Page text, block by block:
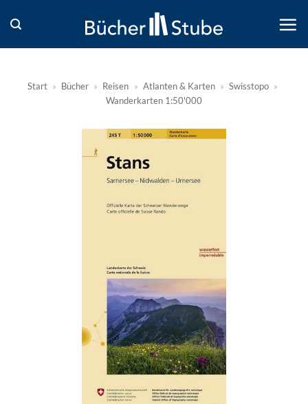
Inhalt
springen
Start » Bücher » Reisen » Atlanten & Karten » Swisstopo »
Wanderkarten 1:50'000